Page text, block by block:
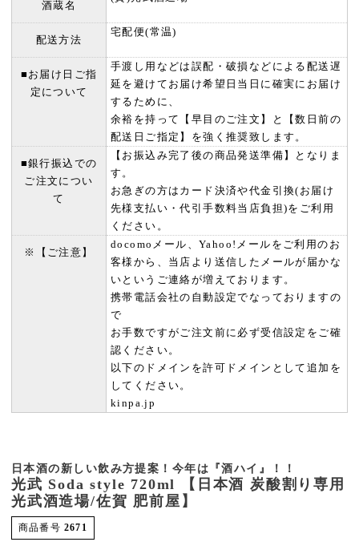
酒蔵名
配送方法
宅配便(常温)
■お届け日ご指
定について
手渡し用などは誤配・破損などによる配送遅
延を避けてお届け希望日当日に確実にお届け
するために、
余裕を持って【早目のご注文】と【数日前の
配送日ご指定】を強く推奨致します。
■銀行振込での
ご注文につい
て
【お振込み完了後の商品発送準備】となりま
す。
お急ぎの方はカード決済や代金引換(お届け
先様支払い・代引手数料当店負担)をご利用
ください。
※【ご注意】
docomoメール、Yahoo!メールをご利用のお
客様から、当店より送信したメールが届かな
いというご連絡が増えております。
携帯電話会社の自動設定でなっておりますの
で
お手数ですがご注文前に必ず受信設定をご確
認ください。
以下のドメインを許可ドメインとして追加を
してください。
kinpa.jp
日本酒の新しい飲み方提案！今年は『酒ハイ』！！
光武 Soda style 720ml 【日本酒 炭酸割り専用
光武酒造場/佐賀 肥前屋】
商品番号 2671